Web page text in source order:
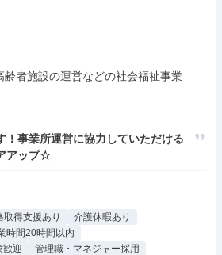
者施設の運営などの社会福祉事業
！事業所運営に協力していただける
アップ☆
取得支援あり
介護休暇あり
時間20時間以内
歓迎
管理職・マネジャー採用